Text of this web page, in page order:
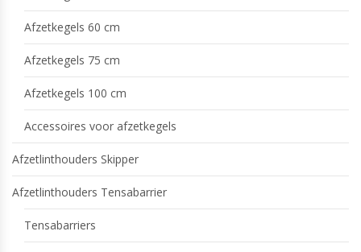
Afzetkegels 60 cm
Afzetkegels 75 cm
Afzetkegels 100 cm
Accessoires voor afzetkegels
Afzetlinthouders Skipper
Afzetlinthouders Tensabarrier
Tensabarriers